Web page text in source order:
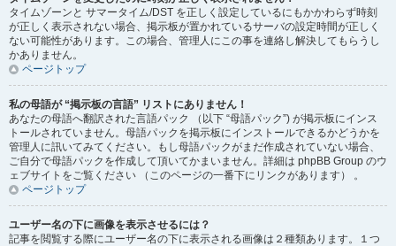
タイムゾーンと サマータイム/DST を正しく設定しているにもかかわらず時刻
が正しく表示されない場合、掲示板が置かれているサーバの設定時間が正しく
ない可能性があります。この場合、管理人にこの事を連絡し解決してもらうし
かありません。
ページトップ
私の母語が “掲示板の言語” リストにありません！
あなたの母語へ翻訳された言語パック （以下 “母語パック”) が掲示板にインス
トールされていません。母語パックを掲示板にインストールできるかどうかを
管理人に訊いてみてください。もし母語パックがまだ作成されていない場合、
ご自分で母語パックを作成して頂いてかまいません。詳細は phpBB Group のウ
ェブサイトをご覧ください （このページの一番下にリンクがあります） 。
ページトップ
ユーザー名の下に画像を表示させるには？
記事を閲覧する際にユーザー名の下に表示される画像は２種類あります。１つ